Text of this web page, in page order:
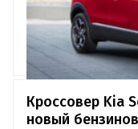
Кроссовер Kia
новый